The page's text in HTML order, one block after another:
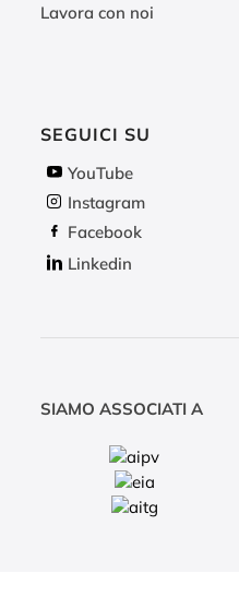
Lavora con noi
SEGUICI SU
YouTube
Instagram
Facebook
Linkedin
SIAMO ASSOCIATI A